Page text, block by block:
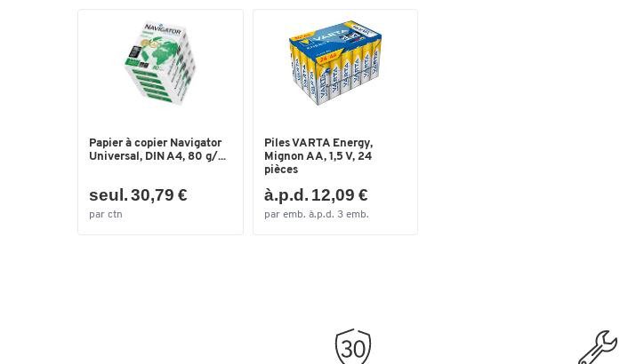
Papier à copier Navigator
Universal, DIN A4, 80 g/...
seul. 30,79 €
par ctn
Piles VARTA Energy,
Mignon AA, 1,5 V, 24
pièces
à.p.d. 12,09 €
par emb. à.p.d. 3 emb.